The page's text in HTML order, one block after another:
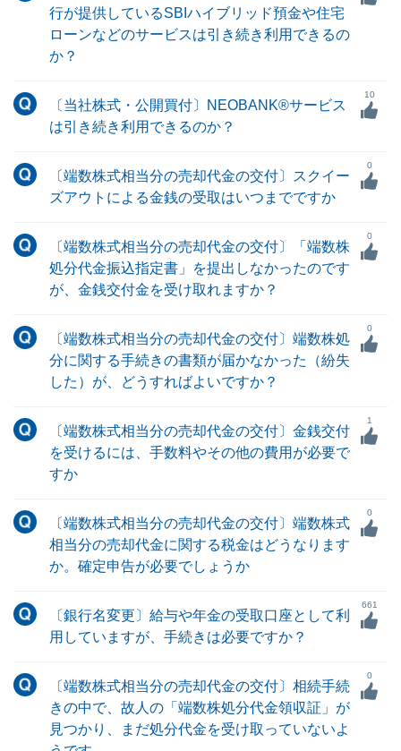
行が提供しているSBIハイブリッド預金や住宅
ローンなどのサービスは引き続き利用できるの
か？
〔当社株式・公開買付〕NEOBANK®サービス
は引き続き利用できるのか？
10
〔端数株式相当分の売却代金の交付〕スクイー
ズアウトによる金銭の受取はいつまでですか
0
〔端数株式相当分の売却代金の交付〕「端数株
処分代金振込指定書」を提出しなかったのです
が、金銭交付金を受け取れますか？
0
〔端数株式相当分の売却代金の交付〕端数株処
分に関する手続きの書類が届かなかった（紛失
した）が、どうすればよいですか？
0
〔端数株式相当分の売却代金の交付〕金銭交付
を受けるには、手数料やその他の費用が必要で
すか
1
〔端数株式相当分の売却代金の交付〕端数株式
相当分の売却代金に関する税金はどうなります
か。確定申告が必要でしょうか
0
〔銀行名変更〕給与や年金の受取口座として利
用していますが、手続きは必要ですか？
661
〔端数株式相当分の売却代金の交付〕相続手続
きの中で、故人の「端数株処分代金領収証」が
見つかり、まだ処分代金を受け取っていないよ
0